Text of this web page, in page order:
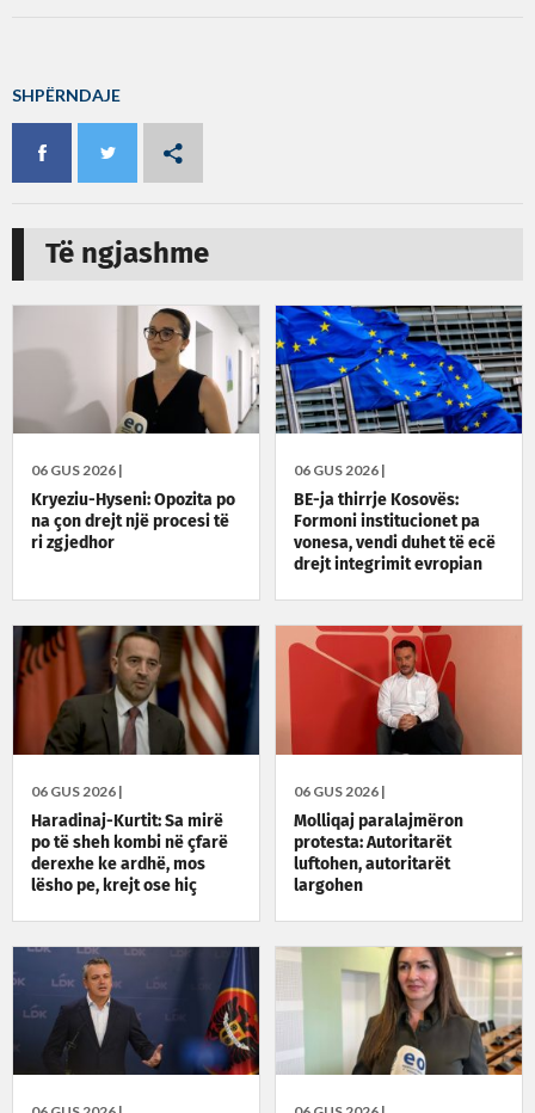
SHPËRNDAJE
Të ngjashme
06 GUS 2026 |
Kryeziu-Hyseni: Opozita po
na çon drejt një procesi të
ri zgjedhor
06 GUS 2026 |
BE-ja thirrje Kosovës:
Formoni institucionet pa
vonesa, vendi duhet të ecë
drejt integrimit evropian
06 GUS 2026 |
Haradinaj-Kurtit: Sa mirë
po të sheh kombi në çfarë
derexhe ke ardhë, mos
lësho pe, krejt ose hiç
06 GUS 2026 |
Molliqaj paralajmëron
protesta: Autoritarët
luftohen, autoritarët
largohen